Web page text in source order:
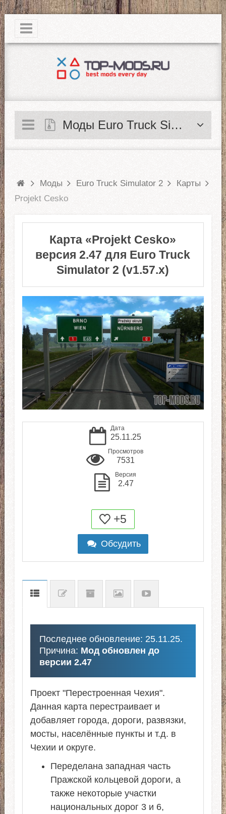
|
Моды Euro Truck Simulator 2
Моды Euro Truck Simulator 2
Карты
Projekt Cesko
Карта «Projekt Cesko»
версия 2.47 для Euro Truck
Simulator 2 (v1.57.x)
Дата
25.11.25
Просмотров
7531
Версия
2.47
+5
Обсудить
Последнее обновление: 25.11.25.
Причина: Мод обновлен до
версии 2.47
Проект "Перестроенная Чехия".
Данная карта перестраивает и
добавляет города, дороги, развязки,
мосты, населённые пункты и т.д. в
Чехии и округе.
Переделана западная часть
Пражской кольцевой дороги, а
также некоторые участки
национальных дорог 3 и 6,